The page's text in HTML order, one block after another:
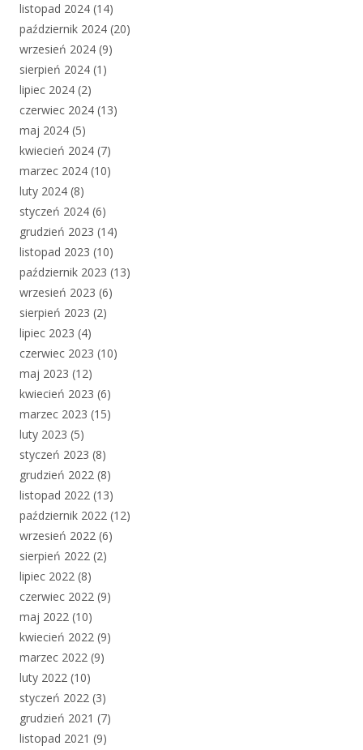
listopad 2024 (14)
październik 2024 (20)
wrzesień 2024 (9)
sierpień 2024 (1)
lipiec 2024 (2)
czerwiec 2024 (13)
maj 2024 (5)
kwiecień 2024 (7)
marzec 2024 (10)
luty 2024 (8)
styczeń 2024 (6)
grudzień 2023 (14)
listopad 2023 (10)
październik 2023 (13)
wrzesień 2023 (6)
sierpień 2023 (2)
lipiec 2023 (4)
czerwiec 2023 (10)
maj 2023 (12)
kwiecień 2023 (6)
marzec 2023 (15)
luty 2023 (5)
styczeń 2023 (8)
grudzień 2022 (8)
listopad 2022 (13)
październik 2022 (12)
wrzesień 2022 (6)
sierpień 2022 (2)
lipiec 2022 (8)
czerwiec 2022 (9)
maj 2022 (10)
kwiecień 2022 (9)
marzec 2022 (9)
luty 2022 (10)
styczeń 2022 (3)
grudzień 2021 (7)
listopad 2021 (9)